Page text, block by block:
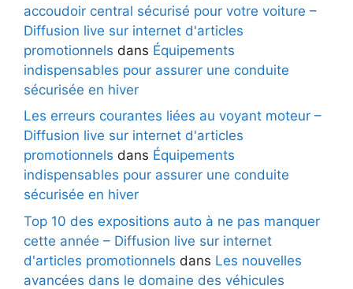
accoudoir central sécurisé pour votre voiture –
Diffusion live sur internet d'articles
promotionnels dans Équipements
indispensables pour assurer une conduite
sécurisée en hiver
Les erreurs courantes liées au voyant moteur –
Diffusion live sur internet d'articles
promotionnels dans Équipements
indispensables pour assurer une conduite
sécurisée en hiver
Top 10 des expositions auto à ne pas manquer
cette année – Diffusion live sur internet
d'articles promotionnels dans Les nouvelles
avancées dans le domaine des véhicules